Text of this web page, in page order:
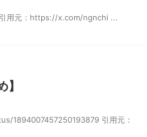
用元：https://x.com/ngnchi ...
1894007457250193879 引用元：